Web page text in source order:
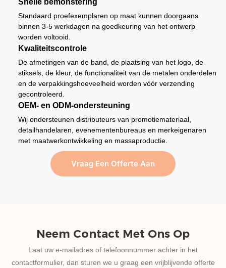
Snelle bemonstering
Standaard proefexemplaren op maat kunnen doorgaans
binnen 3-5 werkdagen na goedkeuring van het ontwerp
worden voltooid.
Kwaliteitscontrole
De afmetingen van de band, de plaatsing van het logo, de
stiksels, de kleur, de functionaliteit van de metalen onderdelen
en de verpakkingshoeveelheid worden vóór verzending
gecontroleerd.
OEM- en ODM-ondersteuning
Wij ondersteunen distributeurs van promotiemateriaal,
detailhandelaren, evenementenbureaus en merkeigenaren
met maatwerkontwikkeling en massaproductie.
Vraag Een Offerte Aan
Neem Contact Met Ons Op
Laat uw e-mailadres of telefoonnummer achter in het
contactformulier, dan sturen we u graag een vrijblijvende offerte